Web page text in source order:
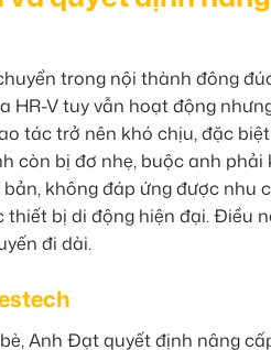
trong nội thành đông
HR-V tuy vẫn hoạt động
tác trở nên khó chịu, đặc
còn bị đơ nhẹ, buộc anh phải
không đáp ứng được nhu
bị di động hiện đại. Điều
đi dài.
Anh Đạt quyết định nâng